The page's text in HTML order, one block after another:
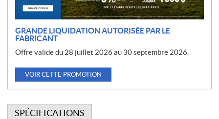
GRANDE LIQUIDATION AUTORISÉE PAR LE
FABRICANT
Offre valide du 28 juillet 2026 au 30 septembre 2026.
VOIR CETTE PROMOTION
SPÉCIFICATIONS